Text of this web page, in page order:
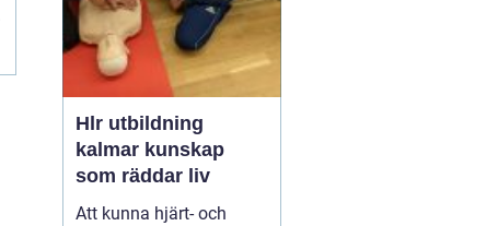
Hlr utbildning
kalmar kunskap
som räddar liv
Att kunna hjärt- och